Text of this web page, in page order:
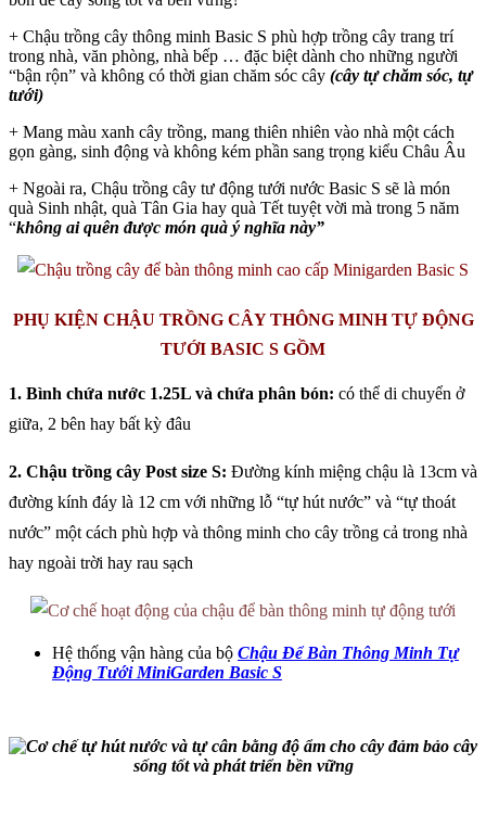
+ Chậu trồng cây thông minh Basic S phù hợp trồng cây trang trí
trong nhà, văn phòng, nhà bếp … đặc biệt dành cho những người
“bận rộn” và không có thời gian chăm sóc cây (cây tự chăm sóc, tự
tưới)
+ Mang màu xanh cây trồng, mang thiên nhiên vào nhà một cách
gọn gàng, sinh động và không kém phần sang trọng kiểu Châu Âu
+ Ngoài ra, Chậu trồng cây tư động tưới nước Basic S sẽ là món
quà Sinh nhật, quà Tân Gia hay quà Tết tuyệt vời mà trong 5 năm
“không ai quên được món quà ý nghĩa này”
PHỤ KIỆN CHẬU TRỒNG CÂY THÔNG MINH TỰ ĐỘNG
TƯỚI BASIC S GỒM
1. Bình chứa nước 1.25L và chứa phân bón: có thể di chuyển ở
giữa, 2 bên hay bất kỳ đâu
2. Chậu trồng cây Post size S: Đường kính miệng chậu là 13cm và
đường kính đáy là 12 cm với những lỗ “tự hút nước” và “tự thoát
nước” một cách phù hợp và thông minh cho cây trồng cả trong nhà
hay ngoài trời hay rau sạch
Hệ thống vận hàng của bộ Chậu Để Bàn Thông Minh Tự
Động Tưới MiniGarden Basic S